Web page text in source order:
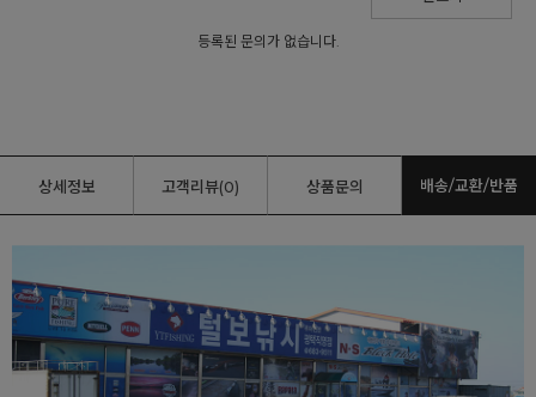
등록된 문의가 없습니다.
상세정보 고객리뷰(0) 상품문의 배송/교환/반품